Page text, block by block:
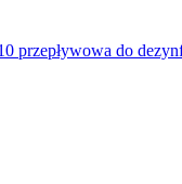
przepływowa do